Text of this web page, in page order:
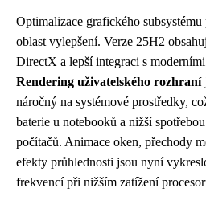
Optimalizace grafického
oblast vylepšení. Verze 25H2
DirectX a lepší integraci s
Rendering uživatelského rozhraní
náročný na systémové prostředky,
baterie u notebooků a nižší
počítačů. Animace oken, přechody
efekty průhlednosti jsou nyní
frekvencí při nižším zatížení